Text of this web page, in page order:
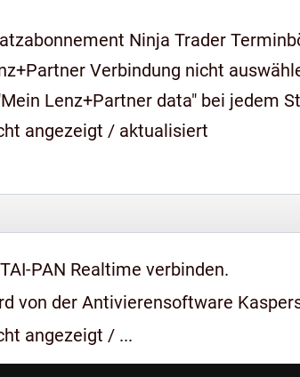
Ninja Trader
Verbindung nicht
Lenz+Partner data" bei jedem
angezeigt / aktualisiert
PAN Realtime verbinden.
von der Antivierensoftware
angezeigt / ...